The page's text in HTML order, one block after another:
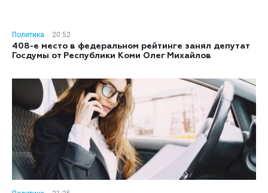
Политика
20:52
408-е место в федеральном рейтинге занял депутат
Госдумы от Республики Коми Олег Михайлов